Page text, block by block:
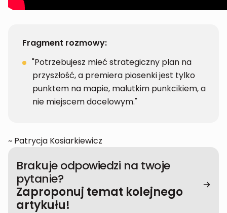
Fragment rozmowy:
"Potrzebujesz mieć strategiczny plan na
przyszłość, a premiera piosenki jest tylko
punktem na mapie, malutkim punkcikiem, a
nie miejscem docelowym."
~ Patrycja Kosiarkiewicz
Brakuje odpowiedzi na twoje
pytanie?
Zaproponuj temat kolejnego
artykułu!